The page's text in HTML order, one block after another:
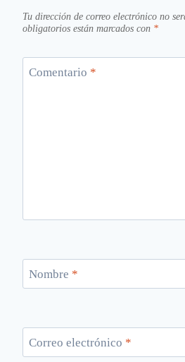
Tu dirección de correo electrónico no
obligatorios están marcados con *
Comentario *
Nombre *
Correo electrónico *